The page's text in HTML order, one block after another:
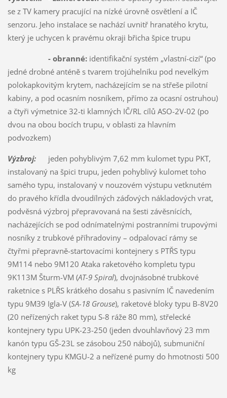
se z TV kamery pracující na nízké úrovně osvětlení a IČ
senzoru. Jeho instalace se nachází uvnitř hranatého krytu,
který je uchycen k pravému okraji břicha špice trupu
- obranné:identifikační systém „vlastní-cizí“ (po
jedné drobné anténě s tvarem trojúhelníku pod nevelkým
polokapkovitým krytem, nacházejícím se na střeše pilotní
kabiny, a pod ocasním nosníkem, přímo za ocasní ostruhou)
a čtyři výmetnice 32-ti klamných IČ/RL cílů ASO-2V-02 (po
dvou na obou bocích trupu, v oblasti za hlavním
podvozkem)
Výzbroj:jeden pohyblivým 7,62 mm kulomet typu PKT,
instalovaný na špici trupu, jeden pohyblivý kulomet toho
samého typu, instalovaný v nouzovém výstupu vetknutém
do pravého křídla dvoudílných záďových nákladových vrat,
podvěsná výzbroj přepravovaná na šesti závěsnících,
nacházejících se pod odnímatelnými postranními trupovými
nosníky z trubkové příhradoviny – odpalovací rámy se
čtyřmi přepravně-startovacími kontejnery s PTŘS typu
9M114 nebo 9M120 Ataka raketového kompletu typu
9K113M Šturm-VM (AT-9 Spiral), dvojnásobné trubkové
raketnice s PLŘS krátkého dosahu s pasivním IČ navedením
typu 9M39 Igla-V (SA-18 Grouse), raketové bloky typu B-8V20
(20 neřízených raket typu S-8 ráže 80 mm), střelecké
kontejnery typu UPK-23-250 (jeden dvouhlavňový 23 mm
kanón typu GŠ-23L se zásobou 250 nábojů), submuniční
kontejnery typu KMGU-2 a neřízené pumy do hmotnosti 500
kg